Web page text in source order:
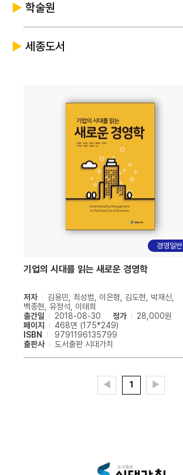
▶ 학술원
▶ 세종도서
경영일반
기업의 시대를 읽는 새로운 경영학
저자
김용민, 최성범, 이은형, 김도현, 박재신,
백종현, 유정석, 이태희
출간일
2018-08-30 정가
28,000원
페이지
468면 (175*249)
ISBN
9791196135799
출판사
도서출판 시대가치
◀ 1 ▶